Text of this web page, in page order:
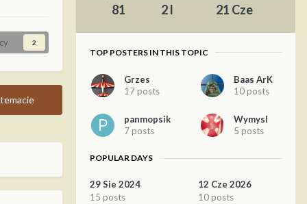
2
81 2 l 21 Cze
TOP POSTERS IN THIS TOPIC
Grzes
17 posts
Baas ArK
10 posts
panmopsik
7 posts
Wymysl
5 posts
POPULAR DAYS
29 Sie 2024
15 posts
12 Cze 2026
10 posts